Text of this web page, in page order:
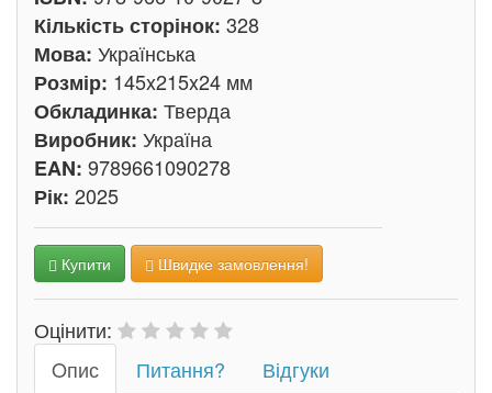
Кількість сторінок: 328
Мова: Українська
Розмір: 145x215x24 мм
Обкладинка: Тверда
Виробник: Україна
EAN: 9789661090278
Рік: 2025
Купити Швидке замовлення!
Оцінити:
Oпис
Питання?
Відгуки